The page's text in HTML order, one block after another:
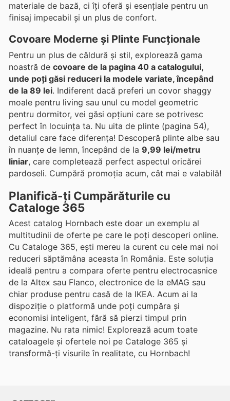
materiale de bază, ci îți oferă și esențiale pentru un
finisaj impecabil și un plus de confort.
Covoare Moderne și Plinte Funcționale
Pentru un plus de căldură și stil, explorează gama
noastră de covoare de la pagina 40 a catalogului,
unde poți găsi reduceri la modele variate, începând
de la 89 lei. Indiferent dacă preferi un covor shaggy
moale pentru living sau unul cu model geometric
pentru dormitor, vei găsi opțiuni care se potrivesc
perfect în locuința ta. Nu uita de plinte (pagina 54),
detaliul care face diferența! Descoperă plinte albe sau
în nuanțe de lemn, începând de la 9,99 lei/metru
liniar, care completează perfect aspectul oricărei
pardoseli. Cumpără promoția acum, cât mai e valabilă!
Planifică-ți Cumpărăturile cu
Cataloge 365
Acest catalog Hornbach este doar un exemplu al
multitudinii de oferte pe care le poți descoperi online.
Cu Cataloge 365, ești mereu la curent cu cele mai noi
reduceri săptămâna aceasta în România. Este soluția
ideală pentru a compara oferte pentru electrocasnice
de la Altex sau Flanco, electronice de la eMAG sau
chiar produse pentru casă de la IKEA. Acum ai la
dispoziție o platformă unde poți cumpăra și
economisi inteligent, fără să pierzi timpul prin
magazine. Nu rata nimic! Explorează acum toate
cataloagele și ofertele noi pe Cataloge 365 și
transformă-ți visurile în realitate, cu Hornbach!